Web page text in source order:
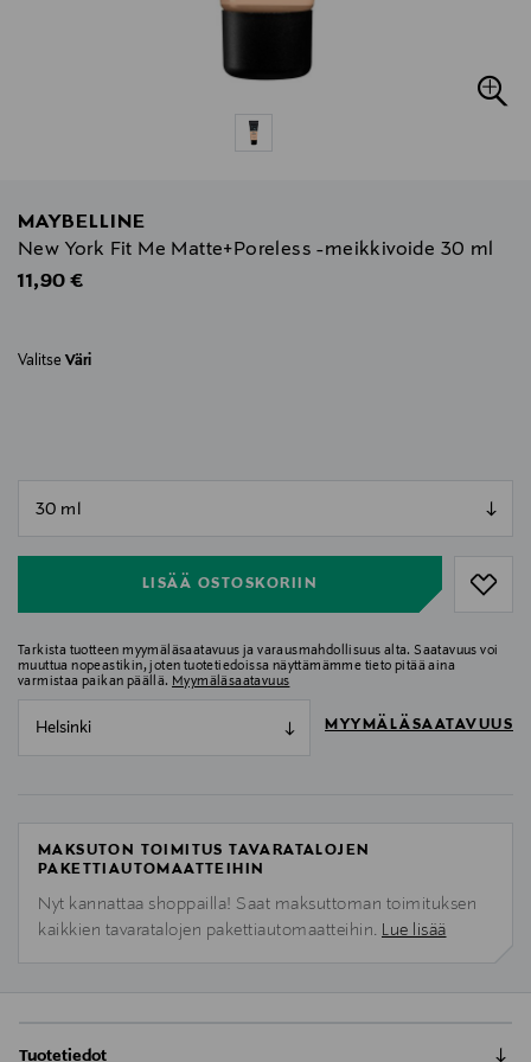
MAYBELLINE
New York Fit Me Matte+Poreless -meikkivoide 30 ml
Original Price
11,90 €
Valitse Väri
LISÄÄ OSTOSKORIIN
null
Tarkista tuotteen myymäläsaatavuus ja varausmahdollisuus alta. Saatavuus voi
muuttua nopeastikin, joten tuotetiedoissa näyttämämme tieto pitää aina
varmistaa paikan päällä. Myymäläsaatavuus
Helsinki MYYMÄLÄSAATAVUUS
MAKSUTON TOIMITUS TAVARATALOJEN
PAKETTIAUTOMAATTEIHIN
Nyt kannattaa shoppailla! Saat maksuttoman toimituksen
kaikkien tavaratalojen pakettiautomaatteihin. Lue lisää
Tuotetiedot